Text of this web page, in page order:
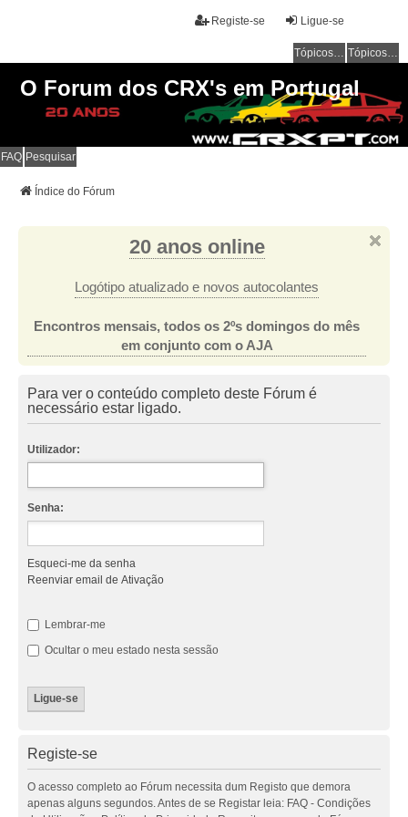
Ligue-se
Registe-se
Tópicos sem resposta Tópicos ativos
O Forum dos CRX's em Portugal
FAQ Pesquisar
Índice do Fórum
20 anos online
Logótipo atualizado e novos autocolantes
Encontros mensais, todos os 2ºs domingos do mês
em conjunto com o AJA
Para ver o conteúdo completo deste Fórum é
necessário estar ligado.
Utilizador:
Senha:
Esqueci-me da senha
Reenviar email de Ativação
Lembrar-me
Ocultar o meu estado nesta sessão
Registe-se
O acesso completo ao Fórum necessita dum Registo que demora
apenas alguns segundos. Antes de se Registar leia: FAQ - Condições